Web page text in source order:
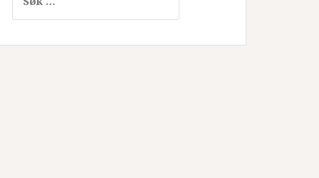
etter: